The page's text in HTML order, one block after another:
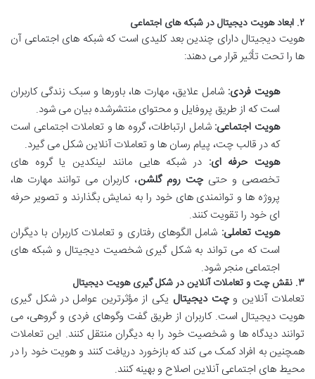
۲. ابعاد هویت دیجیتال در شبکه های اجتماعی
هویت دیجیتال دارای چندین بعد کلیدی است که شبکه های اجتماعی آن
ها را تحت تأثیر قرار می دهند:
هویت فردی: شامل علایق، مهارت ها، باورها و سبک زندگی کاربران
است که از طریق پروفایل و محتوای منتشرشده بیان می شود.
هویت اجتماعی: شامل ارتباطات، گروه ها و تعاملات اجتماعی است
که در قالب چت، پیام رسان ها و تعاملات آنلاین شکل می گیرد.
هویت حرفه ای: در شبکه هایی مانند لینکدین یا گروه های
تخصصی و حتیچت روم گلشن، کاربران می توانند مهارت ها،
پروژه ها و توانمندی های خود را به نمایش بگذارند و تصویر حرفه
ای خود را تقویت کنند.
هویت تعاملی: شامل الگوهای رفتاری و تعاملات کاربران با دیگران
است که می تواند به شکل گیری شخصیت دیجیتال و شبکه های
اجتماعی منجر شود.
۳. نقش چت و تعاملات آنلاین در شکل گیری هویت دیجیتال
تعاملات آنلاین وچت دیجیتال یکی از مؤثرترین عوامل در شکل گیری
هویت دیجیتال است. کاربران از طریق گفت وگوهای فردی و گروهی، می
توانند دیدگاه ها و شخصیت خود را به دیگران منتقل کنند. این تعاملات
همچنین به افراد کمک می کند که بازخورد دریافت کنند و هویت خود را در
محیط های اجتماعی آنلاین اصلاح و بهینه کنند.